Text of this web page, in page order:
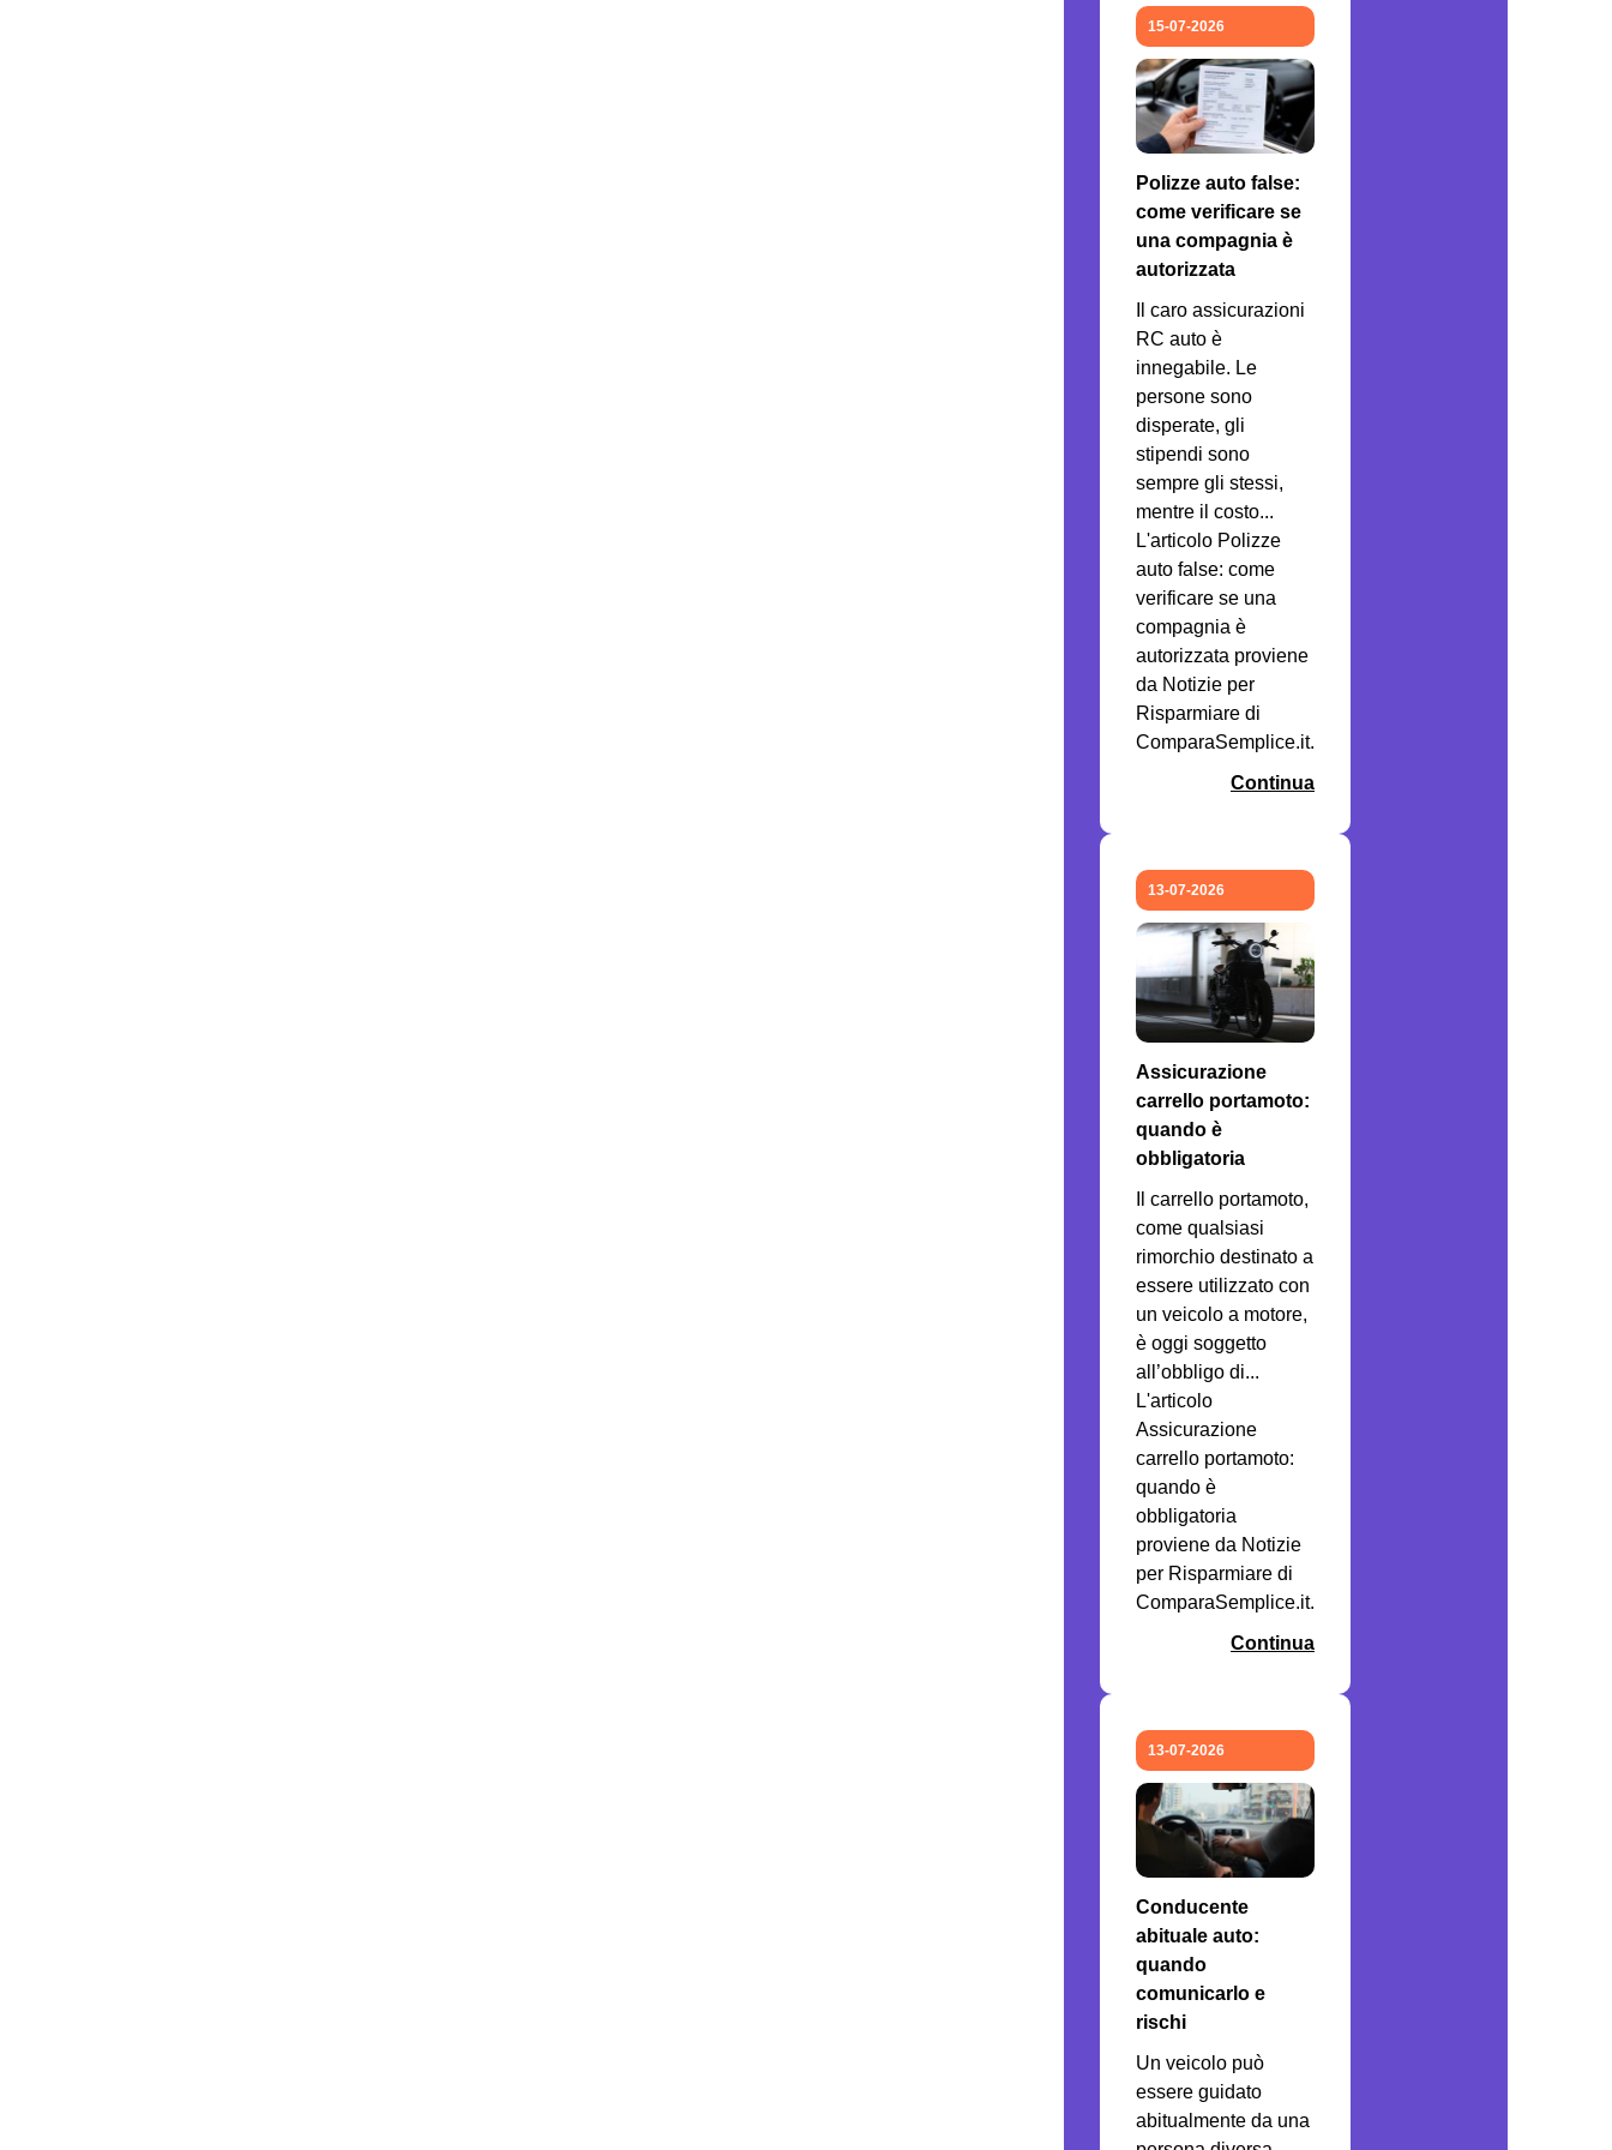
15-07-2026
Polizze auto false:
come verificare se
una compagnia è
autorizzata
Il caro assicurazioni
RC auto è
innegabile. Le
persone sono
disperate, gli
stipendi sono
sempre gli stessi,
mentre il costo...
L'articolo Polizze
auto false: come
verificare se una
compagnia è
autorizzata proviene
da Notizie per
Risparmiare di
ComparaSemplice.it.
Continua
13-07-2026
Assicurazione
carrello portamoto:
quando è
obbligatoria
Il carrello portamoto,
come qualsiasi
rimorchio destinato a
essere utilizzato con
un veicolo a motore,
è oggi soggetto
all’obbligo di...
L'articolo
Assicurazione
carrello portamoto:
quando è
obbligatoria
proviene da Notizie
per Risparmiare di
ComparaSemplice.it.
Continua
13-07-2026
Conducente
abituale auto:
quando
comunicarlo e
rischi
Un veicolo può
essere guidato
abitualmente da una